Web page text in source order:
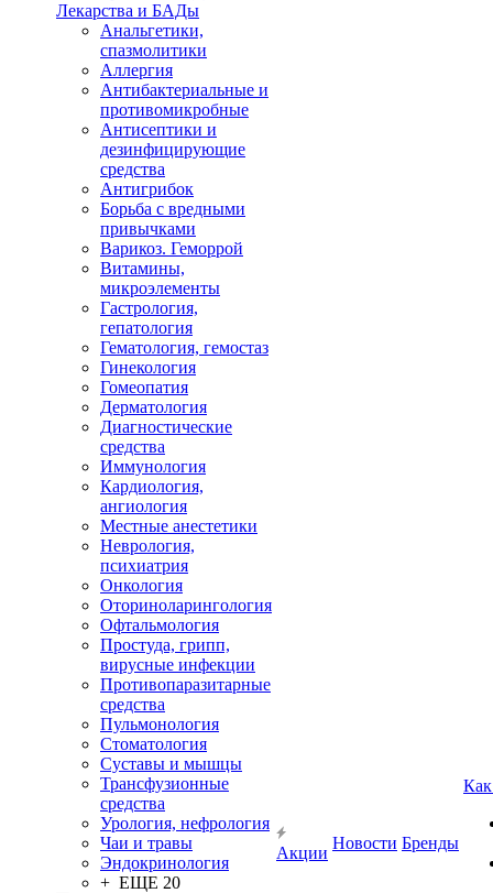
Лекарства и БАДы
Анальгетики,
спазмолитики
Аллергия
Антибактериальные и
противомикробные
Антисептики и
дезинфицирующие
средства
Антигрибок
Борьба с вредными
привычками
Варикоз. Геморрой
Витамины,
микроэлементы
Гастрология,
гепатология
Гематология, гемостаз
Гинекология
Гомеопатия
Дерматология
Диагностические
средства
Иммунология
Кардиология,
ангиология
Местные анестетики
Неврология,
психиатрия
Онкология
Оториноларингология
Офтальмология
Простуда, грипп,
вирусные инфекции
Противопаразитарные
средства
Пульмонология
Стоматология
Суставы и мышцы
Трансфузионные
средства
Урология, нефрология
Чаи и травы
Эндокринология
+ ЕЩЕ 20
Акции
Новости Бренды